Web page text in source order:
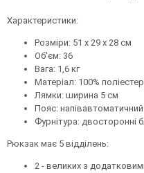
Характеристики:
Розміри: 51 x 29 x 28 см
Об'єм: 36
Вага: 1,6 кг
Матеріал: 100% поліестер
Лямки: ширина 5 см
Пояс:
Фурнітура: двосторонні
Рюкзак має 5 відділень:
2 - великих з